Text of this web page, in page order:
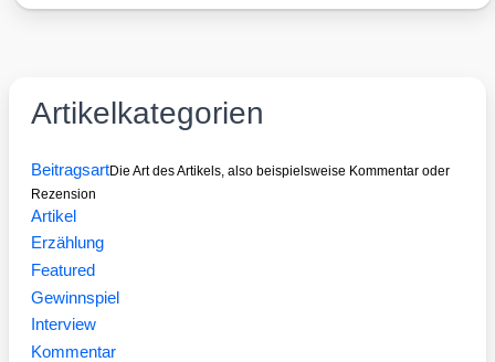
my
Awards
Artikelkategorien
BeitragsartDie Art des Artikels, also beispielsweise Kommentar oder
Rezension
Artikel
Erzählung
Featured
Gewinnspiel
Interview
Kommentar